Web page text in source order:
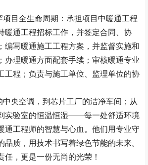
项目全生命周期：承担项目中暖通工程
暖通工程招标工作，并签定合同、协
编写暖通施工工程方案，并监督实施和
办理暖通方面配套手续；审核暖通专业
工程；负责与施工单位、监理单位的协
中央空调，到芯片工厂的洁净车间；从
实验室的恒温恒湿——每一处舒适环境
通工程师的智慧与心血。他们用专业守
品质，用技术书写着绿色节能的未来。
任，更是一份无尚的光荣！